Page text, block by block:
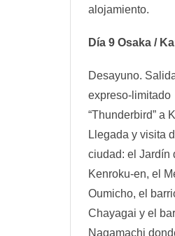
alojamiento.
Día 9 Osaka /
Desayuno.
expreso-limitado
“Thunderbird” a
Llegada y visita
ciudad: el Jardín
Kenroku-en, el
Oumicho, el
Chayagai y el
Nagamachi